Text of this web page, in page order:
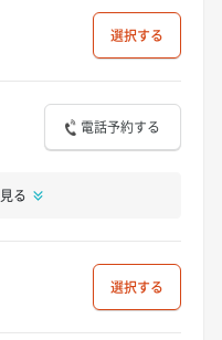
選択
電話予約する
る
選択